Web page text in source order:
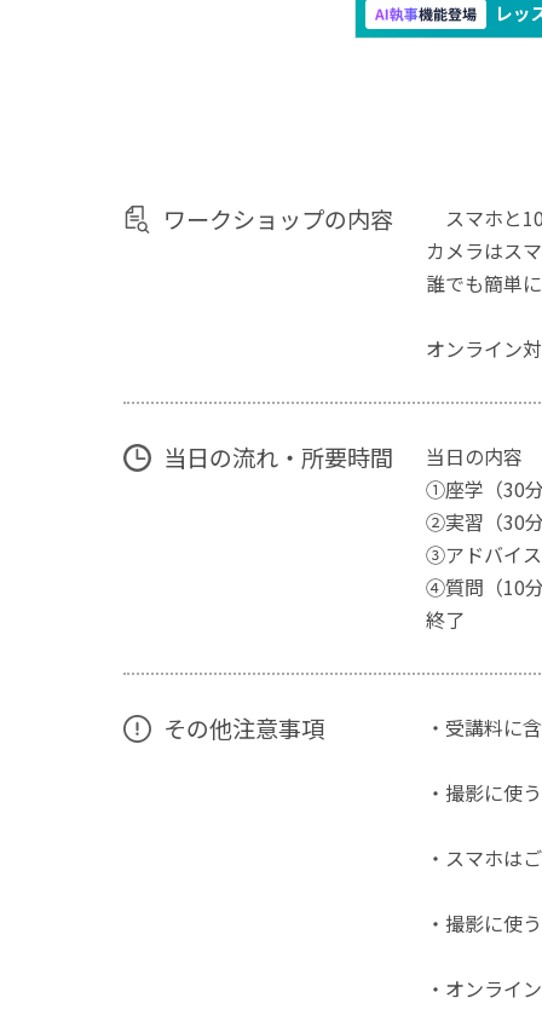
ワークショップの内容
スマホと
カメラはス
誰でも簡単
オンライン
当日の流れ・所要時間
当日の内容
①座学（30
②実習（30
③アドバイス
④質問（10
終了
その他注意事項 ・受講料に
・撮影に使
・スマホは
・撮影に使
・オンライ